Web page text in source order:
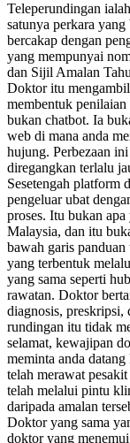
Teleperundingan
satunya perkara
bercakap dengan
yang mempunyai
dan Sijil Amalan
Doktor itu
membentuk
bukan chatbot. Ia
web di mana anda
hujung. Perbezaan
diregangkan terlalu
Sesetengah platform
pengeluar ubat
proses. Itu bukan
Malaysia, dan itu
bawah garis
yang terbentuk
yang sama seperti
rawatan. Doktor
diagnosis, preskripsi,
rundingan itu tidak
selamat, kewajipan
meminta anda
telah merawat
telah melalui pintu
daripada amalan
Doktor yang sama
doktor yang